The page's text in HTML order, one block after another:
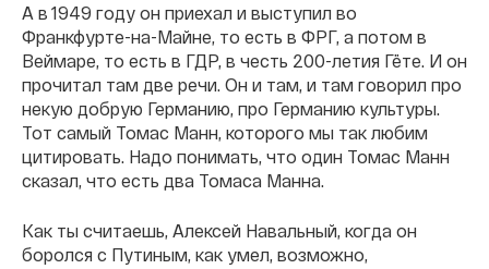
А в 1949 году он приехал и выступил во
Франкфурте-на-Майне, то есть в ФРГ, а потом в
Веймаре, то есть в ГДР, в честь 200-летия Гёте. И он
прочитал там две речи. Он и там, и там говорил про
некую добрую Германию, про Германию культуры.
Тот самый Томас Манн, которого мы так любим
цитировать. Надо понимать, что один Томас Манн
сказал, что есть два Томаса Манна.
Как ты считаешь, Алексей Навальный, когда он
боролся с Путиным, как умел, возможно,